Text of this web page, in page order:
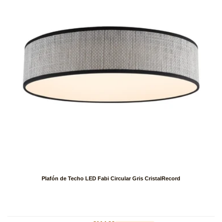
Plafón de Techo LED Fabi Circular Gris CristalRecord